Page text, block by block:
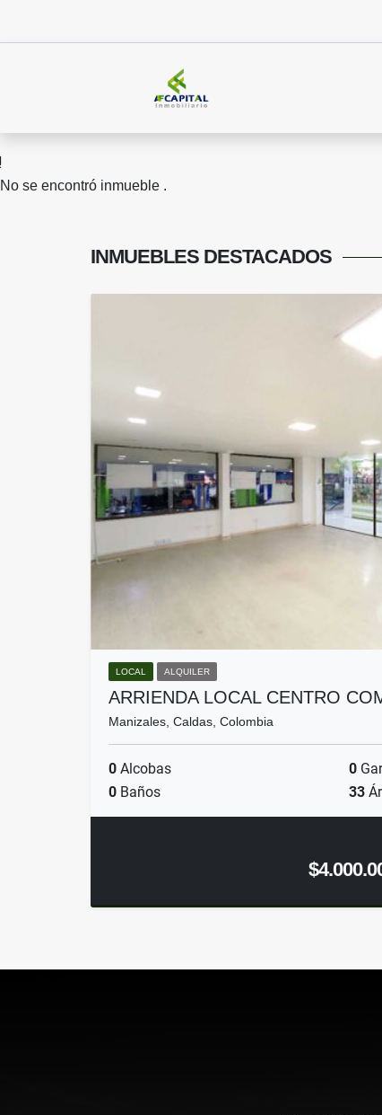
No se encontró inmueble .
INMUEBLES DESTACADOS
LOCAL ALQUILER
ARRIENDA LOCAL CENTRO
Manizales, Caldas, Colombia
0 Alcobas 0
0 Baños 33